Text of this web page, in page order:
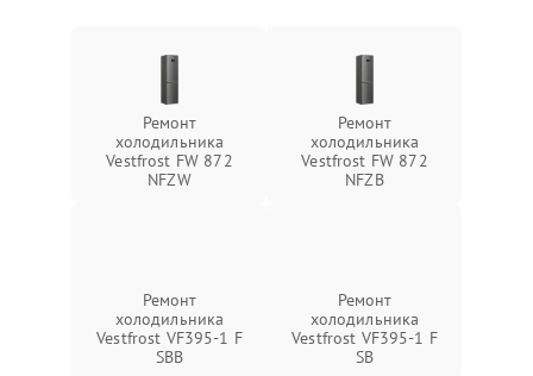
Ремонт
холодильника
Vestfrost FW 872
NFZW
Ремонт
холодильника
Vestfrost FW 872
NFZВ
Ремонт
холодильника
Vestfrost VF395-1 F
SBB
Ремонт
холодильника
Vestfrost VF395-1 F
SB